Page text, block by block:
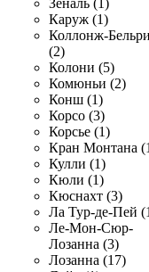
Зеналь (1)
Каруж (1)
Коллонж-
(2)
Колони (5)
Комюньи (2)
Конш (1)
Корсо (3)
Корсье (1)
Кран Монтана
Кулли (1)
Кюли (1)
Кюснахт (3)
Ла Тур-де-Пей
Ле-Мон-Сюр-
Лозанна (3)
Лозанна (17)